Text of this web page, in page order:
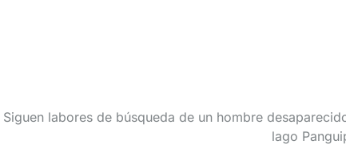
Siguen labores de búsqueda de un hombre
lago